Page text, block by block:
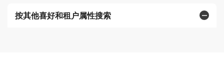
按其他喜好和租户属性搜索